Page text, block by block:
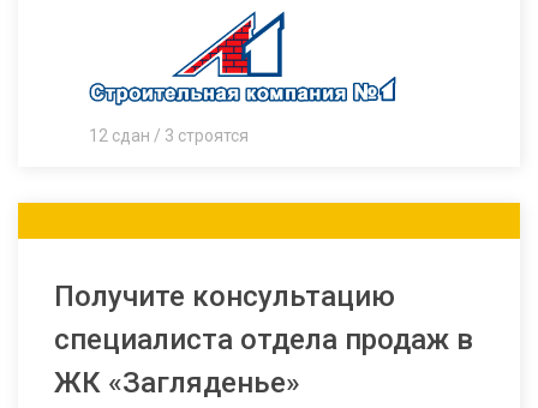
12 сдан / 3 строятся
Получите консультацию
специалиста отдела продаж в
ЖК «Загляденье»